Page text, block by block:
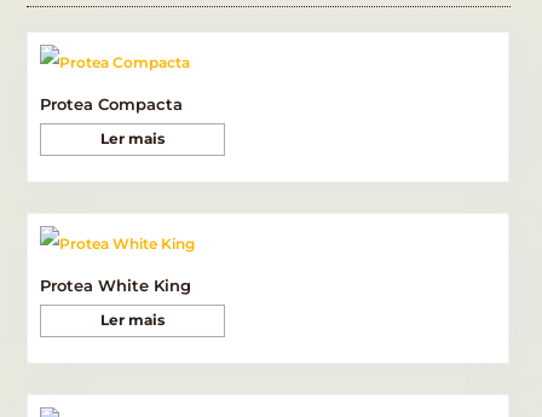
Protea Compacta
Ler mais
Protea White King
Ler mais